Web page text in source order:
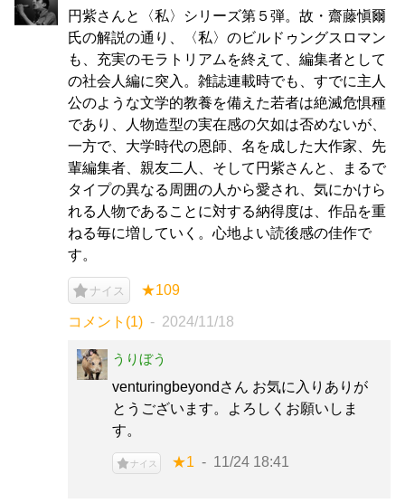
円紫さんと〈私〉シリーズ第５弾。故・齋藤愼爾
氏の解説の通り、〈私〉のビルドゥングスロマン
も、充実のモラトリアムを終えて、編集者として
の社会人編に突入。雑誌連載時でも、すでに主人
公のような文学的教養を備えた若者は絶滅危惧種
であり、人物造型の実在感の欠如は否めないが、
一方で、大学時代の恩師、名を成した大作家、先
輩編集者、親友二人、そして円紫さんと、まるで
タイプの異なる周囲の人から愛され、気にかけら
れる人物であることに対する納得度は、作品を重
ねる毎に増していく。心地よい読後感の佳作で
す。
ナイス ★109
コメント(1) 2024/11/18
うりぼう
venturingbeyondさん お気に入りありが
とうございます。よろしくお願いしま
す。
ナイス ★1 11/24 18:41